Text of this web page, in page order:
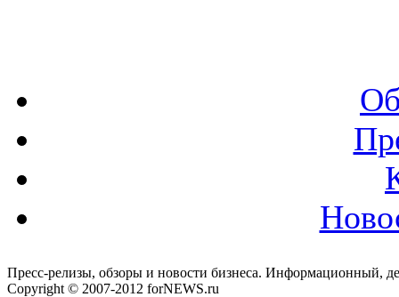
Пресс-релизы, обзоры и новости бизнеса. Информационный,
Copyright © 2007-2012 forNEWS.ru